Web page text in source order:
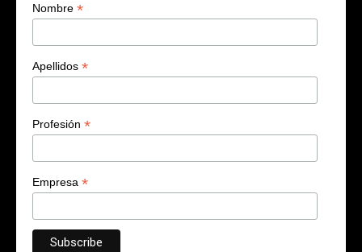
Nombre *
Apellidos *
Profesión *
Empresa *